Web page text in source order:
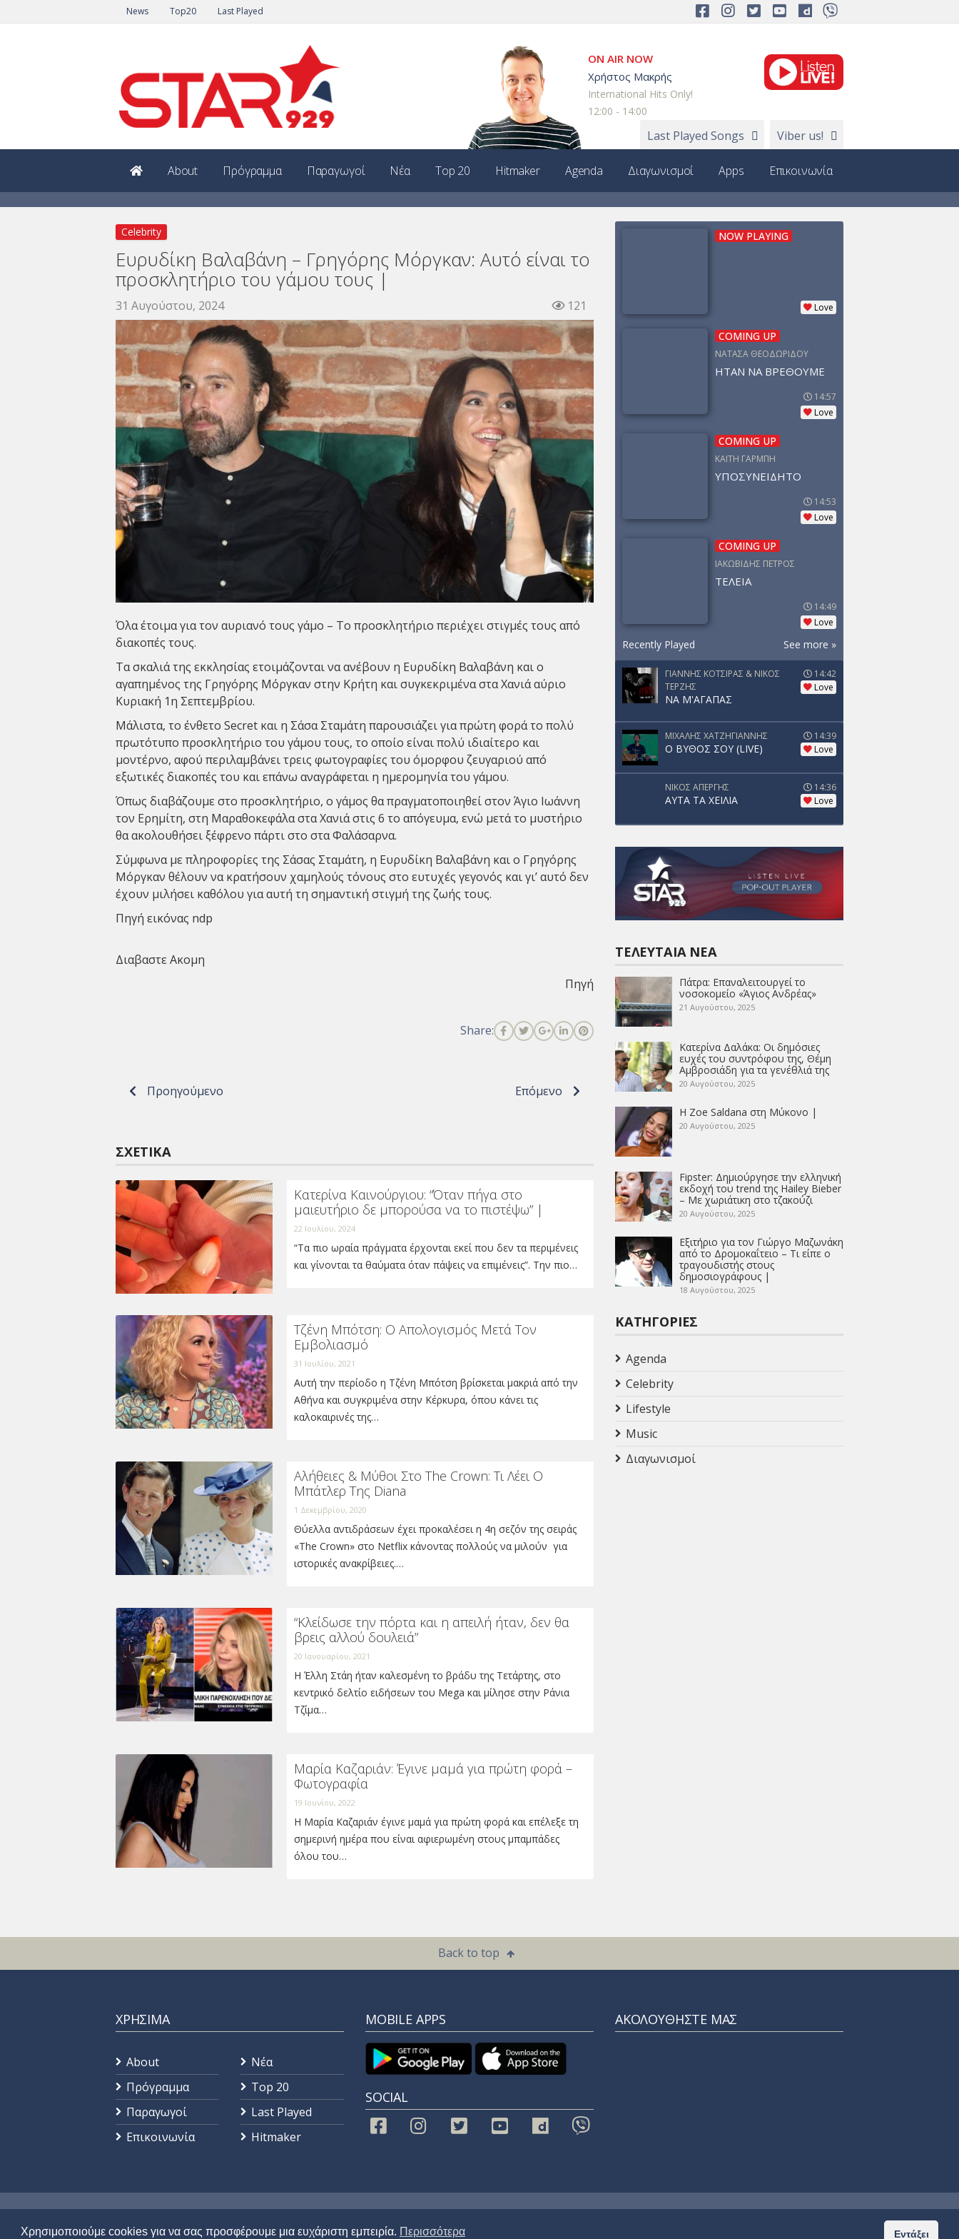
News Top20 Last Played
ON AIR NOW
Χρήστος Μακρής
International Hits Only!
12:00 - 14:00
Last Played Songs Viber us!
About Πρόγραμμα Παραγωγοί Νέα Top 20 Hitmaker Agenda Διαγωνισμοί Apps Επικοινωνία
Celebrity
Ευρυδίκη Βαλαβάνη – Γρηγόρης Μόργκαν: Αυτό είναι το
προσκλητήριο του γάμου τους |
31 Αυγούστου, 2024 121
Όλα έτοιμα για τον αυριανό τους γάμο – Το προσκλητήριο περιέχει στιγμές τους από
διακοπές τους.
Τα σκαλιά της εκκλησίας ετοιμάζονται να ανέβουν η Ευρυδίκη Βαλαβάνη και ο
αγαπημένος της Γρηγόρης Μόργκαν στην Κρήτη και συγκεκριμένα στα Χανιά αύριο
Κυριακή 1η Σεπτεμβρίου.
Μάλιστα, το ένθετο Secret και η Σάσα Σταμάτη παρουσιάζει για πρώτη φορά το πολύ
πρωτότυπο προσκλητήριο του γάμου τους, το οποίο είναι πολύ ιδιαίτερο και
μοντέρνο, αφού περιλαμβάνει τρεις φωτογραφίες του όμορφου ζευγαριού από
εξωτικές διακοπές του και επάνω αναγράφεται η ημερομηνία του γάμου.
Όπως διαβάζουμε στο προσκλητήριο, ο γάμος θα πραγματοποιηθεί στον Άγιο Ιωάννη
τον Ερημίτη, στη Μαραθοκεφάλα στα Χανιά στις 6 το απόγευμα, ενώ μετά το μυστήριο
θα ακολουθήσει ξέφρενο πάρτι στο στα Φαλάσαρνα.
Σύμφωνα µε πληροφορίες της Σάσας Σταμάτη, η Ευρυδίκη Βαλαβάνη και ο Γρηγόρης
Μόργκαν θέλουν να κρατήσουν χαμηλούς τόνους στο ευτυχές γεγονός και γι’ αυτό δεν
έχουν μιλήσει καθόλου για αυτή τη σημαντική στιγμή της ζωής τους.
Πηγή εικόνας ndp
Διαβαστε Ακομη
Πηγή
Share:
Προηγούμενο Επόμενο
ΣΧΕΤΙΚΆ
Κατερίνα Καινούργιου: “Όταν πήγα στο
μαιευτήριο δε μπορούσα να το πιστέψω” |
22 Ιουλίου, 2024
“Τα πιο ωραία πράγματα έρχονται εκεί που δεν τα περιμένεις
και γίνονται τα θαύματα όταν πάψεις να επιμένεις”. Την πιο…
Τζένη Μπότση: Ο Απολογισμός Μετά Τον
Εμβολιασμό
31 Ιουλίου, 2021
Αυτή την περίοδο η Τζένη Μπότση βρίσκεται μακριά από την
Αθήνα και συγκριμένα στην Κέρκυρα, όπου κάνει τις
καλοκαιρινές της…
Αλήθειες & Μύθοι Στο The Crown: Τι Λέει Ο
Μπάτλερ Της Diana
1 Δεκεμβρίου, 2020
Θύελλα αντιδράσεων έχει προκαλέσει η 4η σεζόν της σειράς
«The Crown» στο Netflix κάνοντας πολλούς να μιλούν για
ιστορικές ανακρίβειες.…
“Κλείδωσε την πόρτα και η απειλή ήταν, δεν θα
βρεις αλλού δουλειά”
20 Ιανουαρίου, 2021
Η Έλλη Στάη ήταν καλεσμένη το βράδυ της Τετάρτης, στο
κεντρικό δελτίο ειδήσεων του Mega και μίλησε στην Ράνια
Τζίμα…
Μαρία Καζαριάν: Έγινε μαμά για πρώτη φορά –
Φωτογραφία
19 Ιουνίου, 2022
Η Μαρία Καζαριάν έγινε μαμά για πρώτη φορά και επέλεξε τη
σημερινή ημέρα που είναι αφιερωμένη στους μπαμπάδες
όλου του…
NOW PLAYING
Love
COMING UP
ΝΑΤΑΣΑ ΘΕΟΔΩΡΙΔΟΥ
ΗΤΑΝ ΝΑ ΒΡΕΘΟΥΜΕ
14:57
Love
COMING UP
ΚΑΙΤΗ ΓΑΡΜΠΗ
ΥΠΟΣΥΝΕΙΔΗΤΟ
14:53
Love
COMING UP
ΙΑΚΩΒΙΔΗΣ ΠΕΤΡΟΣ
ΤΕΛΕΙΑ
14:49
Love
Recently Played See more »
ΓΙΑΝΝΗΣ ΚΟΤΣΙΡΑΣ & ΝΙΚΟΣ
ΤΕΡΖΗΣ
ΝΑ Μ'ΑΓΑΠΑΣ
14:42
Love
ΜΙΧΑΛΗΣ ΧΑΤΖΗΓΙΑΝΝΗΣ
Ο ΒΥΘΟΣ ΣΟΥ (LIVE)
14:39
Love
ΝΙΚΟΣ ΑΠΕΡΓΗΣ
ΑΥΤΑ ΤΑ ΧΕΙΛΙΑ
14:36
Love
ΤΕΛΕΥΤΑΊΑ ΝΈΑ
Πάτρα: Επαναλειτουργεί το
νοσοκομείο «Άγιος Ανδρέας»
21 Αυγούστου, 2025
Κατερίνα Δαλάκα: Οι δημόσιες
ευχές του συντρόφου της, Θέμη
Αμβροσιάδη για τα γενέθλιά της
20 Αυγούστου, 2025
Η Zoe Saldana στη Μύκονο |
20 Αυγούστου, 2025
Fipster: Δημιούργησε την ελληνική
εκδοχή του trend της Hailey Bieber
– Με χωριάτικη στο τζακούζι
20 Αυγούστου, 2025
Εξιτήριο για τον Γιώργο Μαζωνάκη
από το Δρομοκαΐτειο – Τι είπε ο
τραγουδιστής στους
δημοσιογράφους |
18 Αυγούστου, 2025
ΚΑΤΗΓΟΡΊΕΣ
Agenda
Celebrity
Lifestyle
Music
Διαγωνισμοί
Back to top
ΧΡΗΣΙΜΑ
About
Πρόγραμμα
Παραγωγοί
Επικοινωνία
Νέα
Top 20
Last Played
Hitmaker
MOBILE APPS
SOCIAL
ΑΚΟΛΟΥΘΗΣΤΕ ΜΑΣ
© 2021 |STAR 92.9| All Rights Reserved
Χρησιμοποιούμε cookies για να σας προσφέρουμε μια ευχάριστη εμπειρία. Περισσότερα Εντάξει